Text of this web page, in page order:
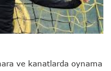
ve kanatlarda oynama